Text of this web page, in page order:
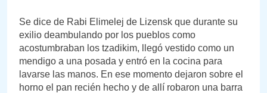
Se dice de Rabi Elimelej de Lizensk que durante su
exilio deambulando por los pueblos como
acostumbraban los tzadikim, llegó vestido como un
mendigo a una posada y entró en la cocina para
lavarse las manos. En ese momento dejaron sobre el
horno el pan recién hecho y de allí robaron una barra